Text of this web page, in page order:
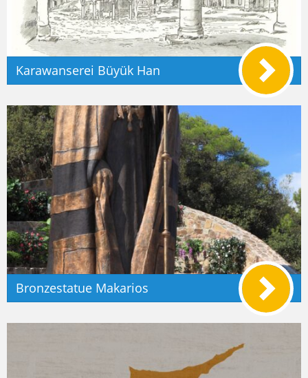
Karawanserei Büyük Han
Bronzestatue Makarios